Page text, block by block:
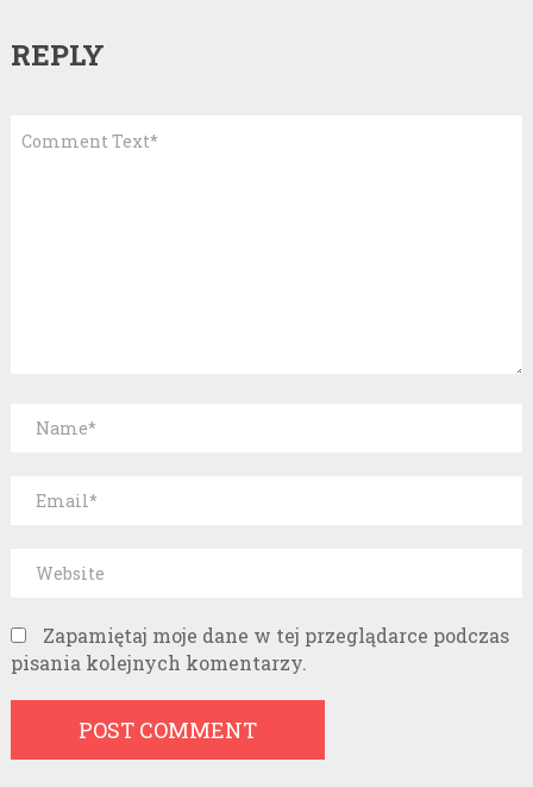
REPLY
Zapamiętaj moje dane w tej przeglądarce podczas
pisania kolejnych komentarzy.